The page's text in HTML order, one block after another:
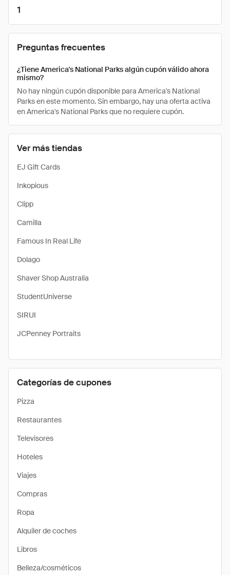
Ver más tiendas
EJ Gift Cards
Inkopious
Clipp
Camilla
Famous In Real Life
Dolago
Shaver Shop Australia
StudentUniverse
SIRUI
JCPenney Portraits
Categorías de cupones
Pizza
Restaurantes
Televisores
Hoteles
Viajes
Compras
Ropa
Alquiler de coches
Libros
Belleza/cosméticos
1
Preguntas frecuentes
¿Tiene America's National Parks algún cupón válido ahora
mismo?
No hay ningún cupón disponible para America's National
Parks en este momento. Sin embargo, hay una oferta activa
en America's National Parks que no requiere cupón.